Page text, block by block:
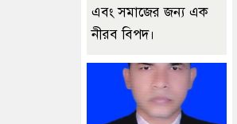
এবং সমাজের জন্য এক
নীরব বিপদ।